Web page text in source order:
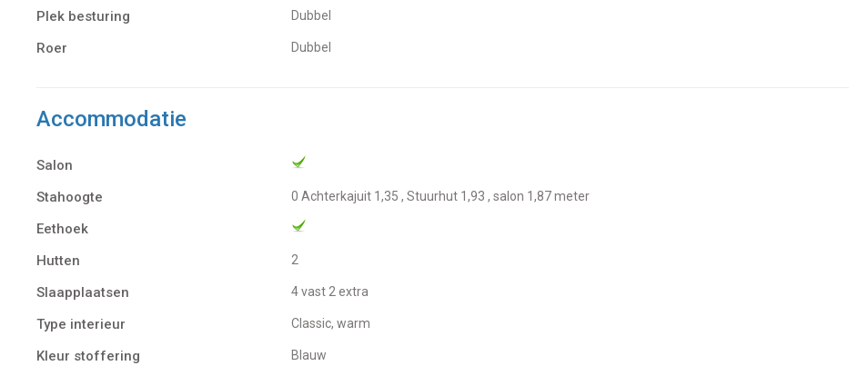
Plek besturing Dubbel
Roer Dubbel
Accommodatie
Salon
Stahoogte
0 Achterkajuit 1,35 , Stuurhut 1,93 , salon 1,87 meter
Eethoek
Hutten
2
Slaapplaatsen 4 vast 2 extra
Type interieur Classic, warm
Kleur stoffering Blauw